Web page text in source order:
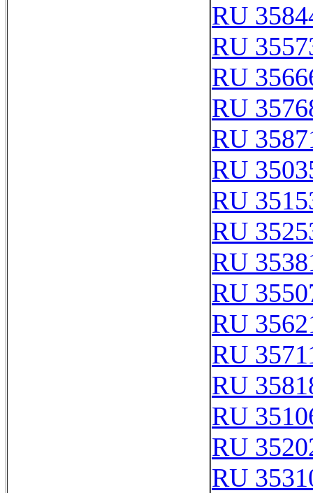
RU
RU
RU
RU
RU
RU
RU
RU
RU
RU
RU
RU
RU
RU
RU
RU